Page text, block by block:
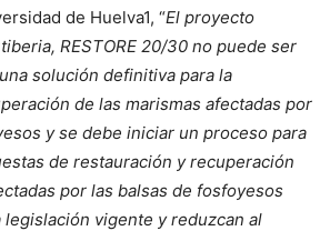
de Huelva1, “El proyecto
RESTORE 20/30 no puede ser
solución definitiva para la
de las marismas afectadas por
y se debe iniciar un proceso para
de restauración y recuperación
por las balsas de fosfoyesos
legislación vigente y reduzcan al